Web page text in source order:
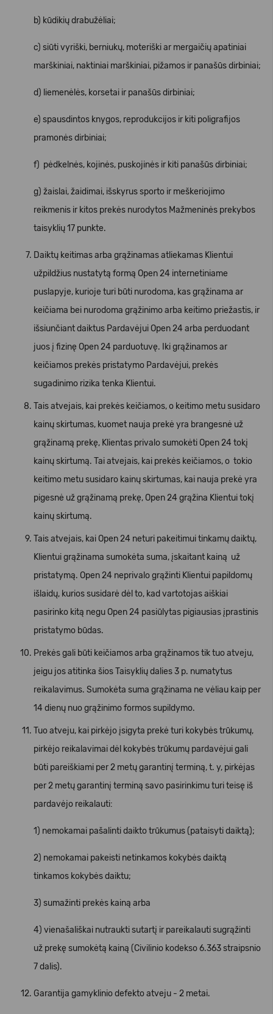
b) kūdikių drabužėliai;
c) siūti vyriški, berniukų, moteriški ar mergaičių apatiniai
marškiniai, naktiniai marškiniai, pižamos ir panašūs dirbiniai;
d) liemenėlės, korsetai ir panašūs dirbiniai;
e) spausdintos knygos, reprodukcijos ir kiti poligrafijos
pramonės dirbiniai;
f) pėdkelnės, kojinės, puskojinės ir kiti panašūs dirbiniai;
g) žaislai, žaidimai, išskyrus sporto ir meškeriojimo
reikmenis ir kitos prekės nurodytos Mažmeninės prekybos
taisyklių 17 punkte.
Daiktų keitimas arba grąžinamas atliekamas Klientui
užpildžius nustatytą formą Open 24 internetiniame
puslapyje, kurioje turi būti nurodoma, kas grąžinama ar
keičiama bei nurodoma grąžinimo arba keitimo priežastis, ir
išsiunčiant daiktus Pardavėjui Open 24 arba perduodant
juos į fizinę Open 24 parduotuvę. Iki grąžinamos ar
keičiamos prekės pristatymo Pardavėjui, prekės
sugadinimo rizika tenka Klientui.
Tais atvejais, kai prekės keičiamos, o keitimo metu susidaro
kainų skirtumas, kuomet nauja prekė yra brangesnė už
grąžinamą prekę, Klientas privalo sumokėti Open 24 tokį
kainų skirtumą. Tai atvejais, kai prekės keičiamos, o tokio
keitimo metu susidaro kainų skirtumas, kai nauja prekė yra
pigesnė už grąžinamą prekę, Open 24 grąžina Klientui tokį
kainų skirtumą.
Tais atvejais, kai Open 24 neturi pakeitimui tinkamų daiktų,
Klientui grąžinama sumokėta suma, įskaitant kainą už
pristatymą. Open 24 neprivalo grąžinti Klientui papildomų
išlaidų, kurios susidarė dėl to, kad vartotojas aiškiai
pasirinko kitą negu Open 24 pasiūlytas pigiausias įprastinis
pristatymo būdas.
Prekės gali būti keičiamos arba grąžinamos tik tuo atveju,
jeigu jos atitinka šios Taisyklių dalies 3 p. numatytus
reikalavimus. Sumokėta suma grąžinama ne vėliau kaip per
14 dienų nuo grąžinimo formos supildymo.
Tuo atveju, kai pirkėjo įsigyta prekė turi kokybės trūkumų,
pirkėjo reikalavimai dėl kokybės trūkumų pardavėjui gali
būti pareiškiami per 2 metų garantinį terminą, t. y, pirkėjas
per 2 metų garantinį terminą savo pasirinkimu turi teisę iš
pardavėjo reikalauti:
1) nemokamai pašalinti daikto trūkumus (pataisyti daiktą);
2) nemokamai pakeisti netinkamos kokybės daiktą
tinkamos kokybės daiktu;
3) sumažinti prekės kainą arba
4) vienašališkai nutraukti sutartį ir pareikalauti sugrąžinti
už prekę sumokėtą kainą (Civilinio kodekso 6.363 straipsnio
7 dalis).
Garantija gamyklinio defekto atveju - 2 metai.